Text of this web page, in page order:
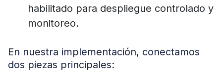
habilitado para despliegue controlado y
monitoreo.
En nuestra implementación, conectamos
dos piezas principales: